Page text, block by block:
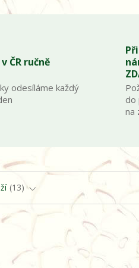
ČR ručně
odesíláme každý
do
na
13